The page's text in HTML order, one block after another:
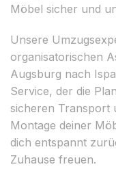
Möbel sicher und
Unsere
organisatorischen
Augsburg nach
Service, der die
sicheren Transport
Montage deiner
dich entspannt
Zuhause freuen.